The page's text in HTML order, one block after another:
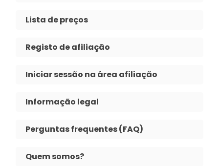
Lista de preços
Registo de afiliação
Iniciar sessão na área afiliação
Informação legal
Perguntas frequentes (FAQ)
Quem somos?